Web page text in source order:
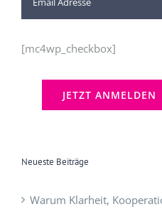
[mc4wp_checkbox]
Neueste Beiträge
Warum Klarheit,